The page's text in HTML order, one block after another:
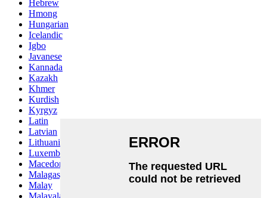
Hebrew
Hmong
Hungarian
Icelandic
Igbo
Javanese
Kannada
Kazakh
Khmer
Kurdish
Kyrgyz
Latin
Latvian
Lithuanian
Luxembou..
Macedonian
Malagasy
Malay